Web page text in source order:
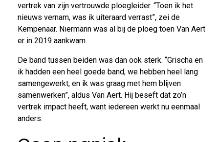
vertrek van zijn vertrouwde ploegleider. “Toen ik het
nieuws vernam, was ik uiteraard verrast”, zei de
Kempenaar. Niermann was al bij de ploeg toen Van Aert
er in 2019 aankwam.
De band tussen beiden was dan ook sterk. “Grischa en
ik hadden een heel goede band, we hebben heel lang
samengewerkt, en ik was graag met hem blijven
samenwerken”, aldus Van Aert. Hij beseft dat zo’n
vertrek impact heeft, want iedereen werkt nu eenmaal
anders.